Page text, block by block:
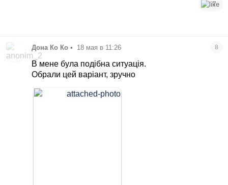
7
Дона Ко Ко • 18 мая в 11:26 8
В мене була подібна ситуація.
Обрали цей варіант, зручно